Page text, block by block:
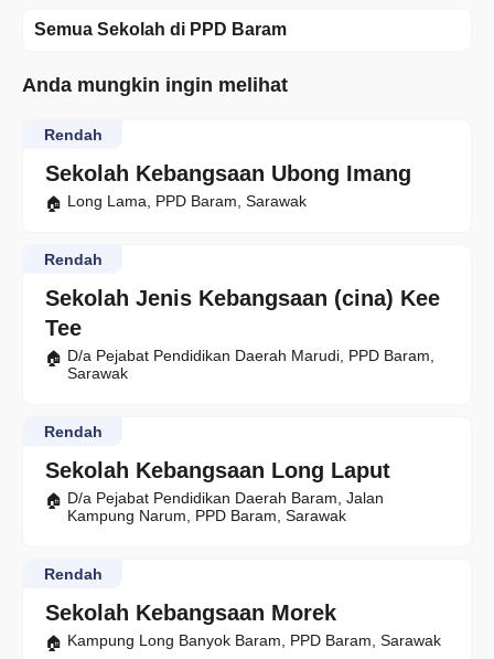
Semua Sekolah di PPD Baram
Anda mungkin ingin melihat
Sekolah Kebangsaan Ubong Imang
Rendah
Long Lama, PPD Baram, Sarawak
Sekolah Jenis Kebangsaan (cina) Kee
Tee
Rendah
D/a Pejabat Pendidikan Daerah Marudi, PPD Baram,
Sarawak
Sekolah Kebangsaan Long Laput
Rendah
D/a Pejabat Pendidikan Daerah Baram, Jalan
Kampung Narum, PPD Baram, Sarawak
Sekolah Kebangsaan Morek
Rendah
Kampung Long Banyok Baram, PPD Baram, Sarawak